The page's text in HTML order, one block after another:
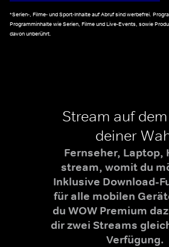
*Serien-, Filme- und Sport-Inhalte auf Abruf sind werbefrei.
Programminhalte wie Serien, Filme und Live-Events, sowie
davon unberührt.
Stream auf
deiner
Fernseher, Laptop,
stream, womit du
Inklusive Download-
für alle mobilen
du WOW Premium
dir zwei Streams
Verfügung.